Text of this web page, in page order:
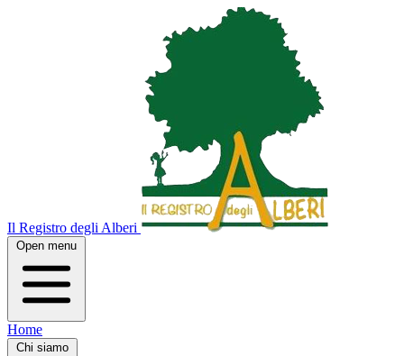
Il Registro degli Alberi
Open menu
Home
Chi siamo